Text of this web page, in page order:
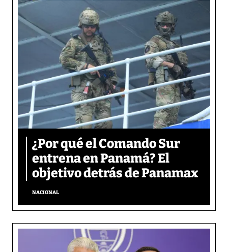
¿Por qué el Comando Sur
entrena en Panamá? El
objetivo detrás de Panamax
NACIONAL